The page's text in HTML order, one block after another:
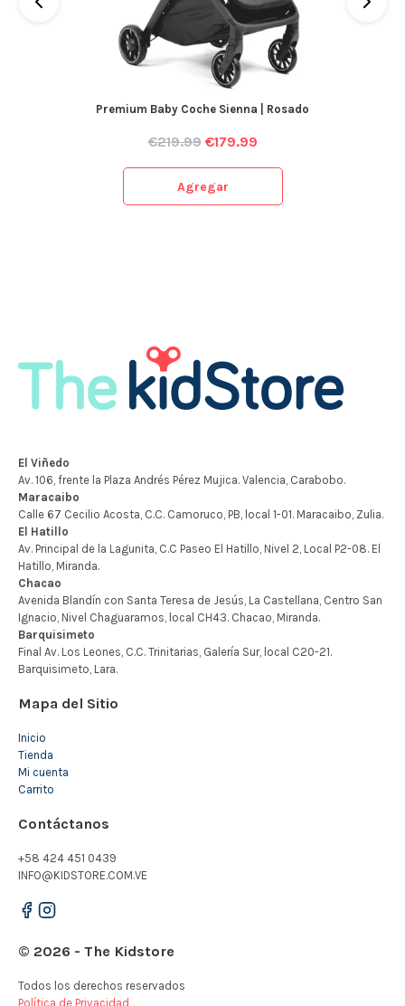
Premium Baby Coche Sienna | Rosado
€219.99 €179.99
Agregar
Mapa del Sitio
Inicio
Tienda
Mi cuenta
Carrito
Contáctanos
+58 424 451 0439
INFO@KIDSTORE.COM.VE
© 2026 - The Kidstore
Todos los derechos reservados
Política de Privacidad